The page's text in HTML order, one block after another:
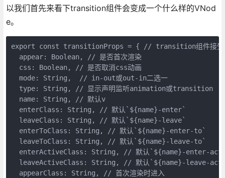
以我们首先来看下transition组件会变成一个什么样的VNod
e。
export const transitionProps = { // transition组件接受
  appear: Boolean, // 是否首次渲染
  css: Boolean, // 是否取消css动画
  mode: String,  // in-out或out-in二选一
  type: String, // 显示声明监听animation或transition
  name: String, // 默认v
  enterClass: String, // 默认`${name}-enter`
  leaveClass: String, // 默认`${name}-leave`
  enterToClass: String, // 默认`${name}-enter-to`
  leaveToClass: String, // 默认`${name}-leave-to`
enterActiveClass: String, // 默认`${name}-enter-
leaveActiveClass: String, // 默认`${name}-leave-
  appearClass: String, // 首次渲染时进入